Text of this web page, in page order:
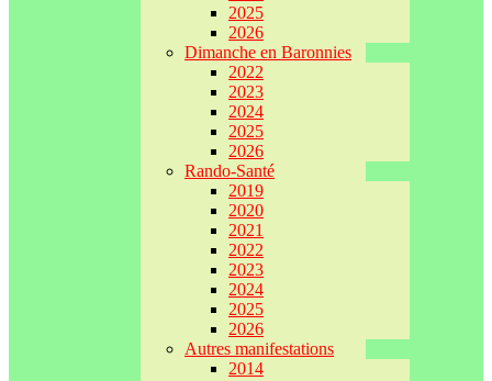
2025
2026
Dimanche en Baronnies
2022
2023
2024
2025
2026
Rando-Santé
2019
2020
2021
2022
2023
2024
2025
2026
Autres manifestations
2014